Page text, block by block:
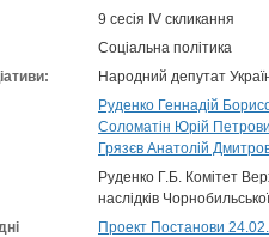
9 сесія IV скликання
Соціальна політика
Народний депутат
Руденко Геннадій
Соломатін Юрій
Грязєв Анатолій
Руденко Г.Б. Комітет
наслідків
Проект Постанови